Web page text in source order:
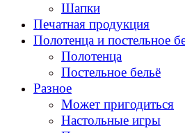
Шапки
Печатная продукция
Полотенца и постельное
Полотенца
Постельное бельё
Разное
Может пригодиться
Настольные игры